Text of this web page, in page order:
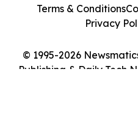
© 1995-2026
Publishing & Daily Tech
Terms & Conditions
Privacy